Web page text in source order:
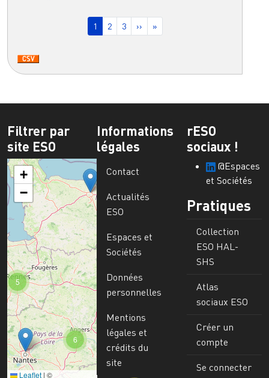
Page courante
1 Page
2 Page
3 Page suivante
›› Dernière page
»
Filtrer par
site ESO
6
5
+
−
Leaflet | ©
Informations
légales
Contact
Actualités
ESO
Espaces et
Sociétés
Données
personnelles
Mentions
légales et
crédits du
site
rESO
sociaux !
@Espaces
et Sociétés
Pratiques
Collection
ESO HAL-
SHS
Atlas
sociaux ESO
Créer un
compte
Se connecter